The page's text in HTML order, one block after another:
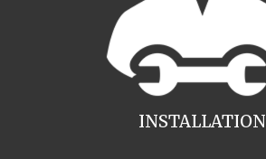
INSTALLATION